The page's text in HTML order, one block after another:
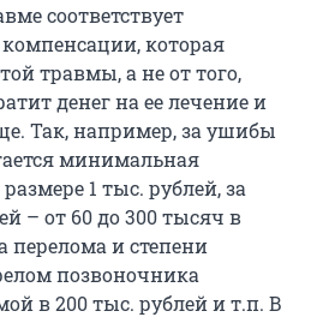
соответствует
которая
травмы, а не от того,
денег на ее лечение и
Так, например, за ушибы
минимальная
1 тыс. рублей, за
– от 60 до 300 тысяч в
перелома и степени
позвоночника
в 200 тыс. рублей и т.п. В